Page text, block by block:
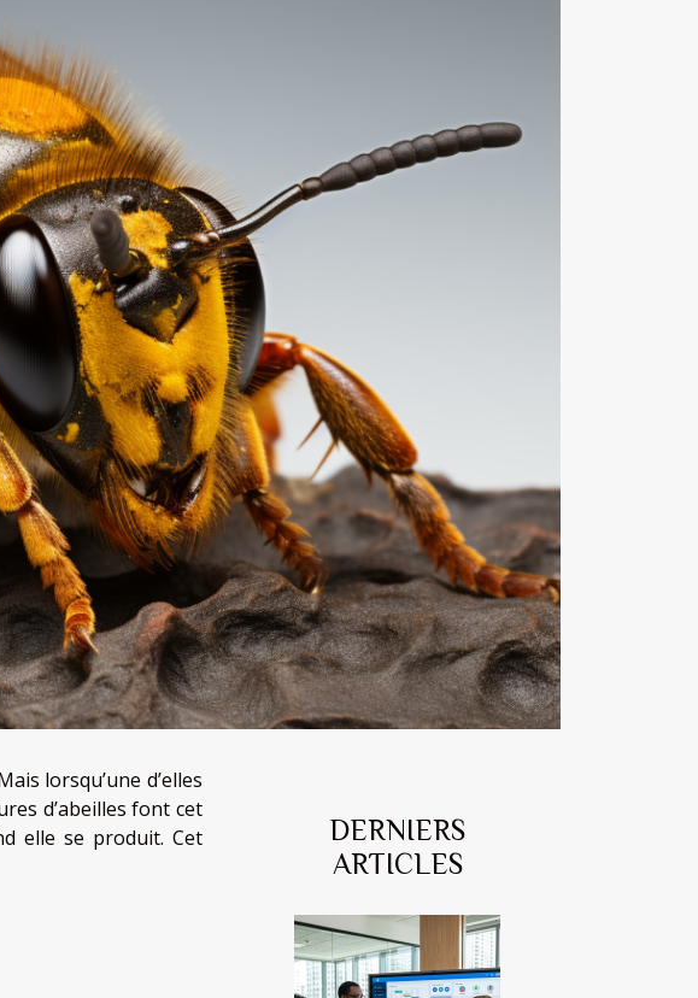
lorsqu’une d’elles
d’abeilles font cet
elle se produit. Cet
DERNIERS
ARTICLES